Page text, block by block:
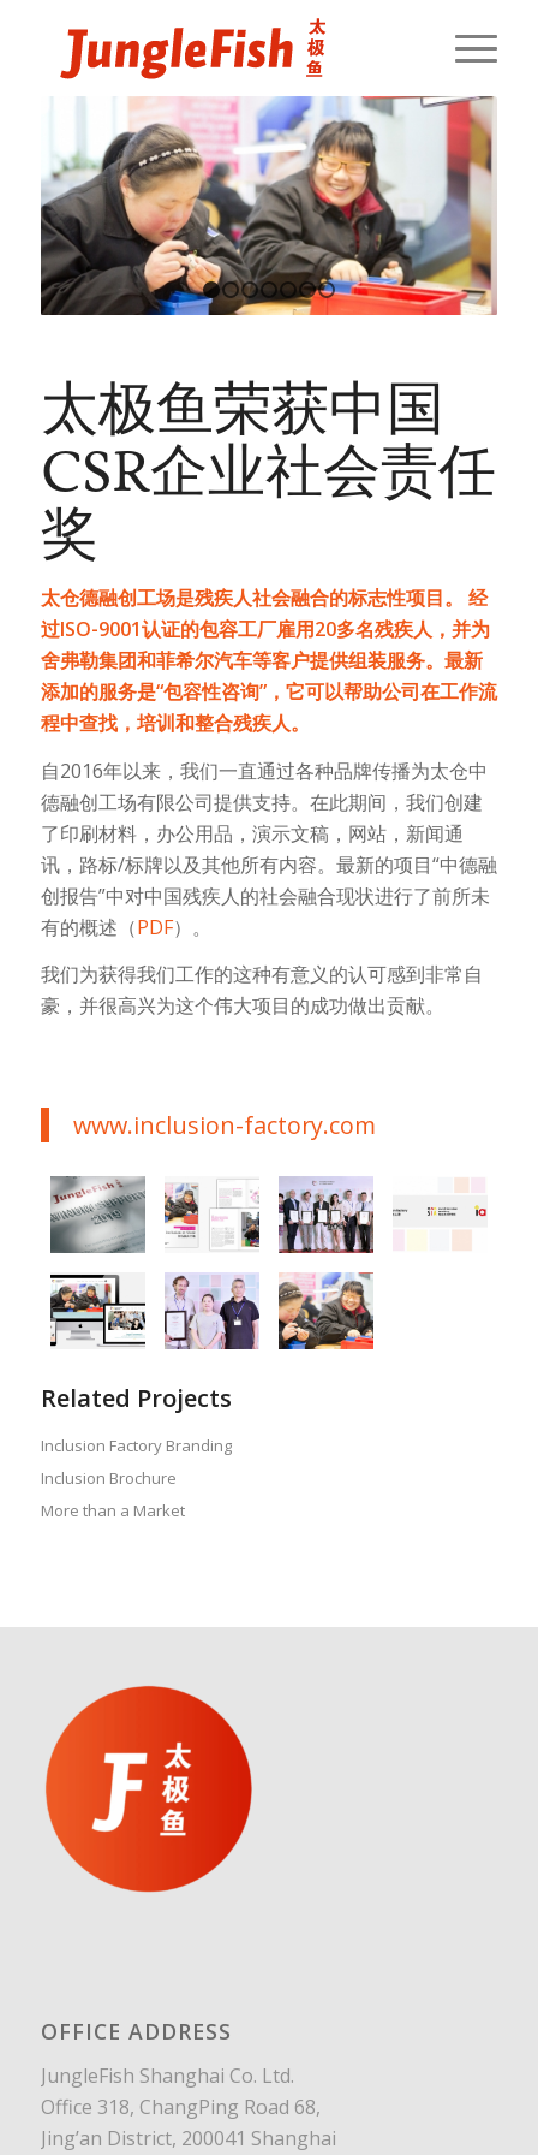
1 2 3 4 5 6 7
太极鱼荣获中国
CSR企业社会责任
奖
太仓德融创工场是残疾人社会融合的标志性项目。 经
过ISO-9001认证的包容工厂雇用20多名残疾人，并为
舍弗勒集团和菲希尔汽车等客户提供组装服务。最新
添加的服务是“包容性咨询”，它可以帮助公司在工作流
程中查找，培训和整合残疾人。
自2016年以来，我们一直通过各种品牌传播为太仓中
德融创工场有限公司提供支持。在此期间，我们创建
了印刷材料，办公用品，演示文稿，网站，新闻通
讯，路标/标牌以及其他所有内容。最新的项目“中德融
创报告”中对中国残疾人的社会融合现状进行了前所未
有的概述（PDF）。
我们为获得我们工作的这种有意义的认可感到非常自
豪，并很高兴为这个伟大项目的成功做出贡献。
www.inclusion-factory.com
Related Projects
Inclusion Factory Branding
Inclusion Brochure
More than a Market
OFFICE ADDRESS
JungleFish Shanghai Co. Ltd.
Office 318, ChangPing Road 68,
Jing’an District, 200041 Shanghai